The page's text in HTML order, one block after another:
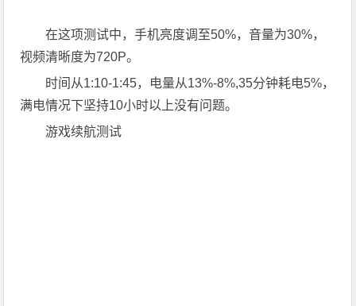
在这项测试中，手机亮度调至50%，音量为30%，
视频清晰度为720P。
时间从1:10-1:45，电量从13%-8%,35分钟耗电5%，
满电情况下坚持10小时以上没有问题。
游戏续航测试